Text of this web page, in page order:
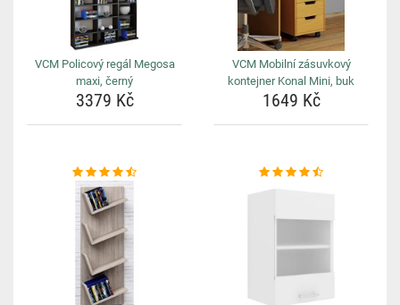
VCM Policový regál Megosa
maxi, černý
3379 Kč
VCM Mobilní zásuvkový
kontejner Konal Mini, buk
1649 Kč